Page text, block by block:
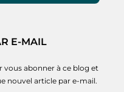
E-MAIL
vous abonner à ce blog et
nouvel article par e-mail.